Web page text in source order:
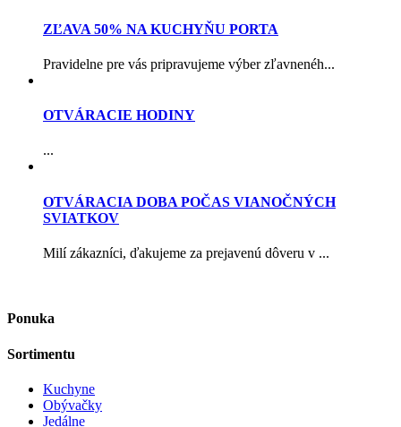
ZĽAVA 50% NA KUCHYŇU PORTA
Pravidelne pre vás pripravujeme výber zľavnenéh...
OTVÁRACIE HODINY
...
OTVÁRACIA DOBA POČAS VIANOČNÝCH
SVIATKOV
Milí zákazníci, ďakujeme za prejavenú dôveru v ...
Ponuka
Sortimentu
Kuchyne
Obývačky
Jedálne